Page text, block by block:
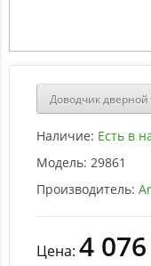
Доводчик дверной
Наличие: Есть в
Модель: 29861
Производитель:
Цена: 4 076